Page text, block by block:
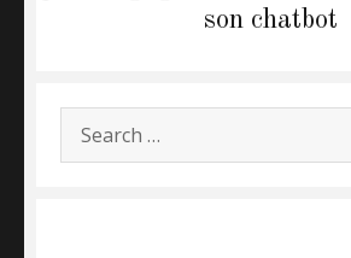
son chatbot
Search
for: